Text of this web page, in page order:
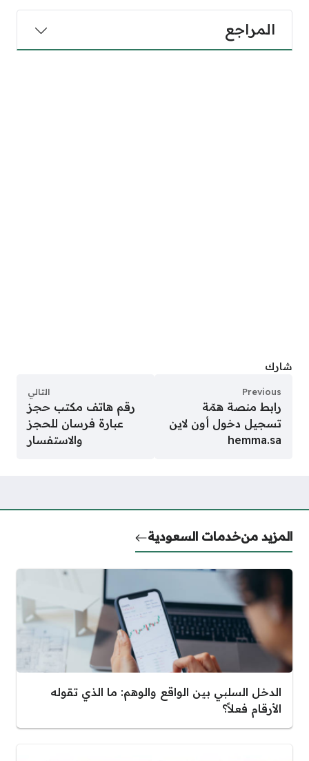
المراجع
شارك
Previous
رابط منصة همّة
تسجيل دخول أون لاين
hemma.sa
التالي
رقم هاتف مكتب حجز
عبارة فرسان للحجز
والاستفسار
المزيد منخدمات السعودية
الدخل السلبي بين الواقع والوهم: ما الذي تقوله
الأرقام فعلاً؟